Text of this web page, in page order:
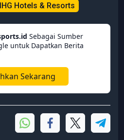
Hotels & Resorts
Sebagai Sumber
untuk Dapatkan Berita
Sekarang